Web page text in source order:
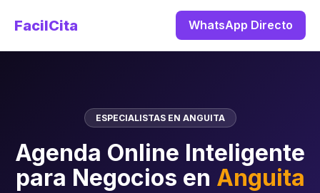
FacilCita WhatsApp Directo
ESPECIALISTAS EN ANGUITA
Agenda Online Inteligente
para Negocios en Anguita